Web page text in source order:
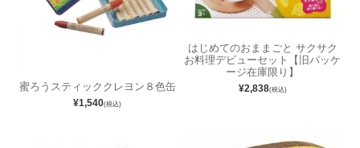
蜜ろうスティッククレヨン８色缶
¥1,540(税込)
はじめてのおままごと サクサク
お料理デビューセット【旧パッケ
ージ在庫限り】
¥2,838(税込)